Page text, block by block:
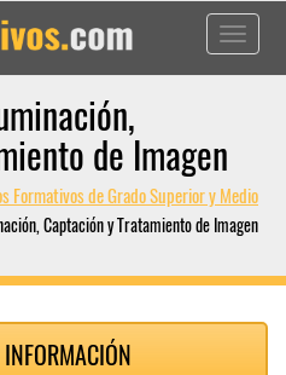
Toggle
de Imagen
Formativos de Grado Superior y Medio
Captación y Tratamiento de Imagen